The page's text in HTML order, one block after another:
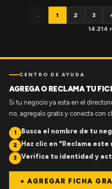
← 1 2 3
14.214
CENTRO DE AYUDA
AGREGA O RECLAMA TU
Si tu negocio ya esta en el
no, agregalo gratis y conecta con
1 Busca el nombre de tu
2 Haz clic en "Reclama este
3 Verifica tu identidad y
+ AGREGAR FICHA